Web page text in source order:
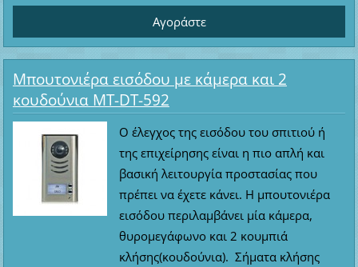
Μπουτονιέρα εισόδου με κάμερα και 2
κουδούνια MT-DT-592
Ο έλεγχος της εισόδου του σπιτιού ή
της επιχείρησης είναι η πιο απλή και
βασική λειτουργία προστασίας που
πρέπει να έχετε κάνει. Η μπουτονιέρα
εισόδου περιλαμβάνει μία κάμερα,
θυρομεγάφωνο και 2 κουμπιά
κλήσης(κουδούνια). Σήματα κλήσης